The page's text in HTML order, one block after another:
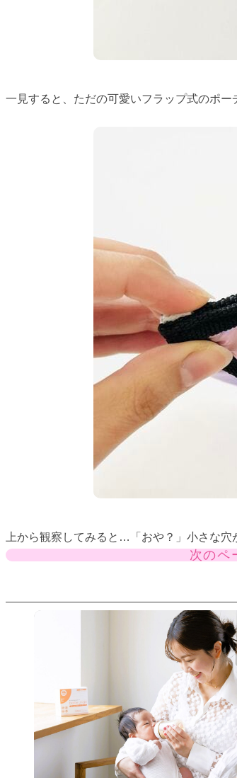
一見すると、ただの可愛いフラップ式のポー
上から観察してみると…「おや？」小さな穴
次の